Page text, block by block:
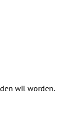
wil worden.